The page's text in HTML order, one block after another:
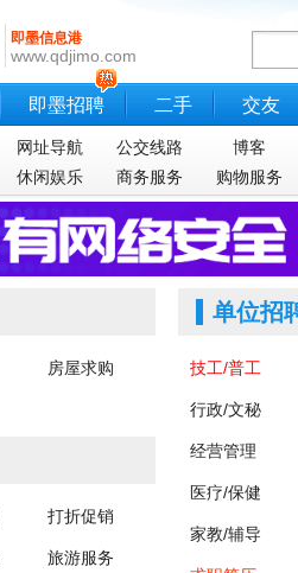
即墨信息港
www.qdjimo.com
即墨招聘 二手 交友
网址导航 公交线路
博客
休闲娱乐 商务服务 购物服务
房屋求购
打折促销
旅游服务
单位招
技工/普工
行政/文秘
经营管理
医疗/保健
家教/辅导